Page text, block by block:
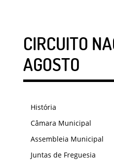
CIRCUITO
AGOSTO
História
Câmara Municipal
Assembleia Municipal
Juntas de Freguesia